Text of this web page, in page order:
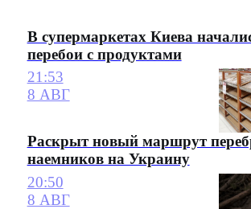
В супермаркетах Киева
перебои с продуктами
21:53
8 АВГ
Раскрыт новый маршрут
наемников на Украину
20:50
8 АВГ